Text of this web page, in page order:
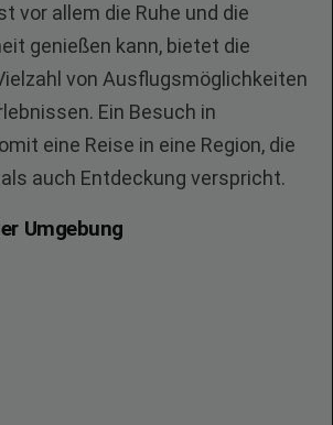
vor allem die Ruhe und die
genießen kann, bietet die
von Ausflugsmöglichkeiten
Ein Besuch in
eine Reise in eine Region, die
auch Entdeckung verspricht.
Umgebung